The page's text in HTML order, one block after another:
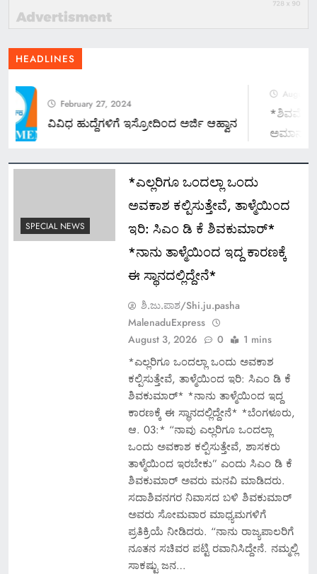
HEADLINES
February 27, 2024
ವಿವಿಧ ಹುದ್ದೆಗಳಿಗೆ ಇಸ್ರೋದಿಂದ ಅರ್ಜಿ ಆಹ್ವಾನ
August 7,
ಅಮಾನತು
SPECIAL NEWS
*ಎಲ್ಲರಿಗೂ ಒಂದಲ್ಲಾ ಒಂದು
ಅವಕಾಶ ಕಲ್ಪಿಸುತ್ತೇವೆ, ತಾಳ್ಮೆಯಿಂದ
ಇರಿ: ಸಿಎಂ ಡಿ ಕೆ ಶಿವಕುಮಾರ್*
*ನಾನು ತಾಳ್ಮೆಯಿಂದ ಇದ್ದ ಕಾರಣಕ್ಕೆ
ಈ ಸ್ಥಾನದಲ್ಲಿದ್ದೇನೆ*
ಶಿ.ಜು.ಪಾಶ/Shi.ju.pasha
MalenaduExpress
August 3, 2026
0 1 mins
*ಎಲ್ಲರಿಗೂ ಒಂದಲ್ಲಾ ಒಂದು ಅವಕಾಶ
ಕಲ್ಪಿಸುತ್ತೇವೆ, ತಾಳ್ಮೆಯಿಂದ ಇರಿ: ಸಿಎಂ ಡಿ ಕೆ
ಶಿವಕುಮಾರ್* *ನಾನು ತಾಳ್ಮೆಯಿಂದ ಇದ್ದ
ಕಾರಣಕ್ಕೆ ಈ ಸ್ಥಾನದಲ್ಲಿದ್ದೇನೆ* *ಬೆಂಗಳೂರು,
ಆ. 03:* “ನಾವು ಎಲ್ಲರಿಗೂ ಒಂದಲ್ಲಾ
ಒಂದು ಅವಕಾಶ ಕಲ್ಪಿಸುತ್ತೇವೆ, ಶಾಸಕರು
ತಾಳ್ಮೆಯಿಂದ ಇರಬೇಕು” ಎಂದು ಸಿಎಂ ಡಿ ಕೆ
ಶಿವಕುಮಾರ್ ಅವರು ಮನವಿ ಮಾಡಿದರು.
ಸದಾಶಿವನಗರ ನಿವಾಸದ ಬಳಿ ಶಿವಕುಮಾರ್
ಅವರು ಸೋಮವಾರ ಮಾಧ್ಯಮಗಳಿಗೆ
ಪ್ರತಿಕ್ರಿಯೆ ನೀಡಿದರು. “ನಾನು ರಾಜ್ಯಪಾಲರಿಗೆ
ನೂತನ ಸಚಿವರ ಪಟ್ಟಿ ರವಾನಿಸಿದ್ದೇನೆ. ನಮ್ಮಲ್ಲಿ
ಸಾಕಷ್ಟು ಜನ…